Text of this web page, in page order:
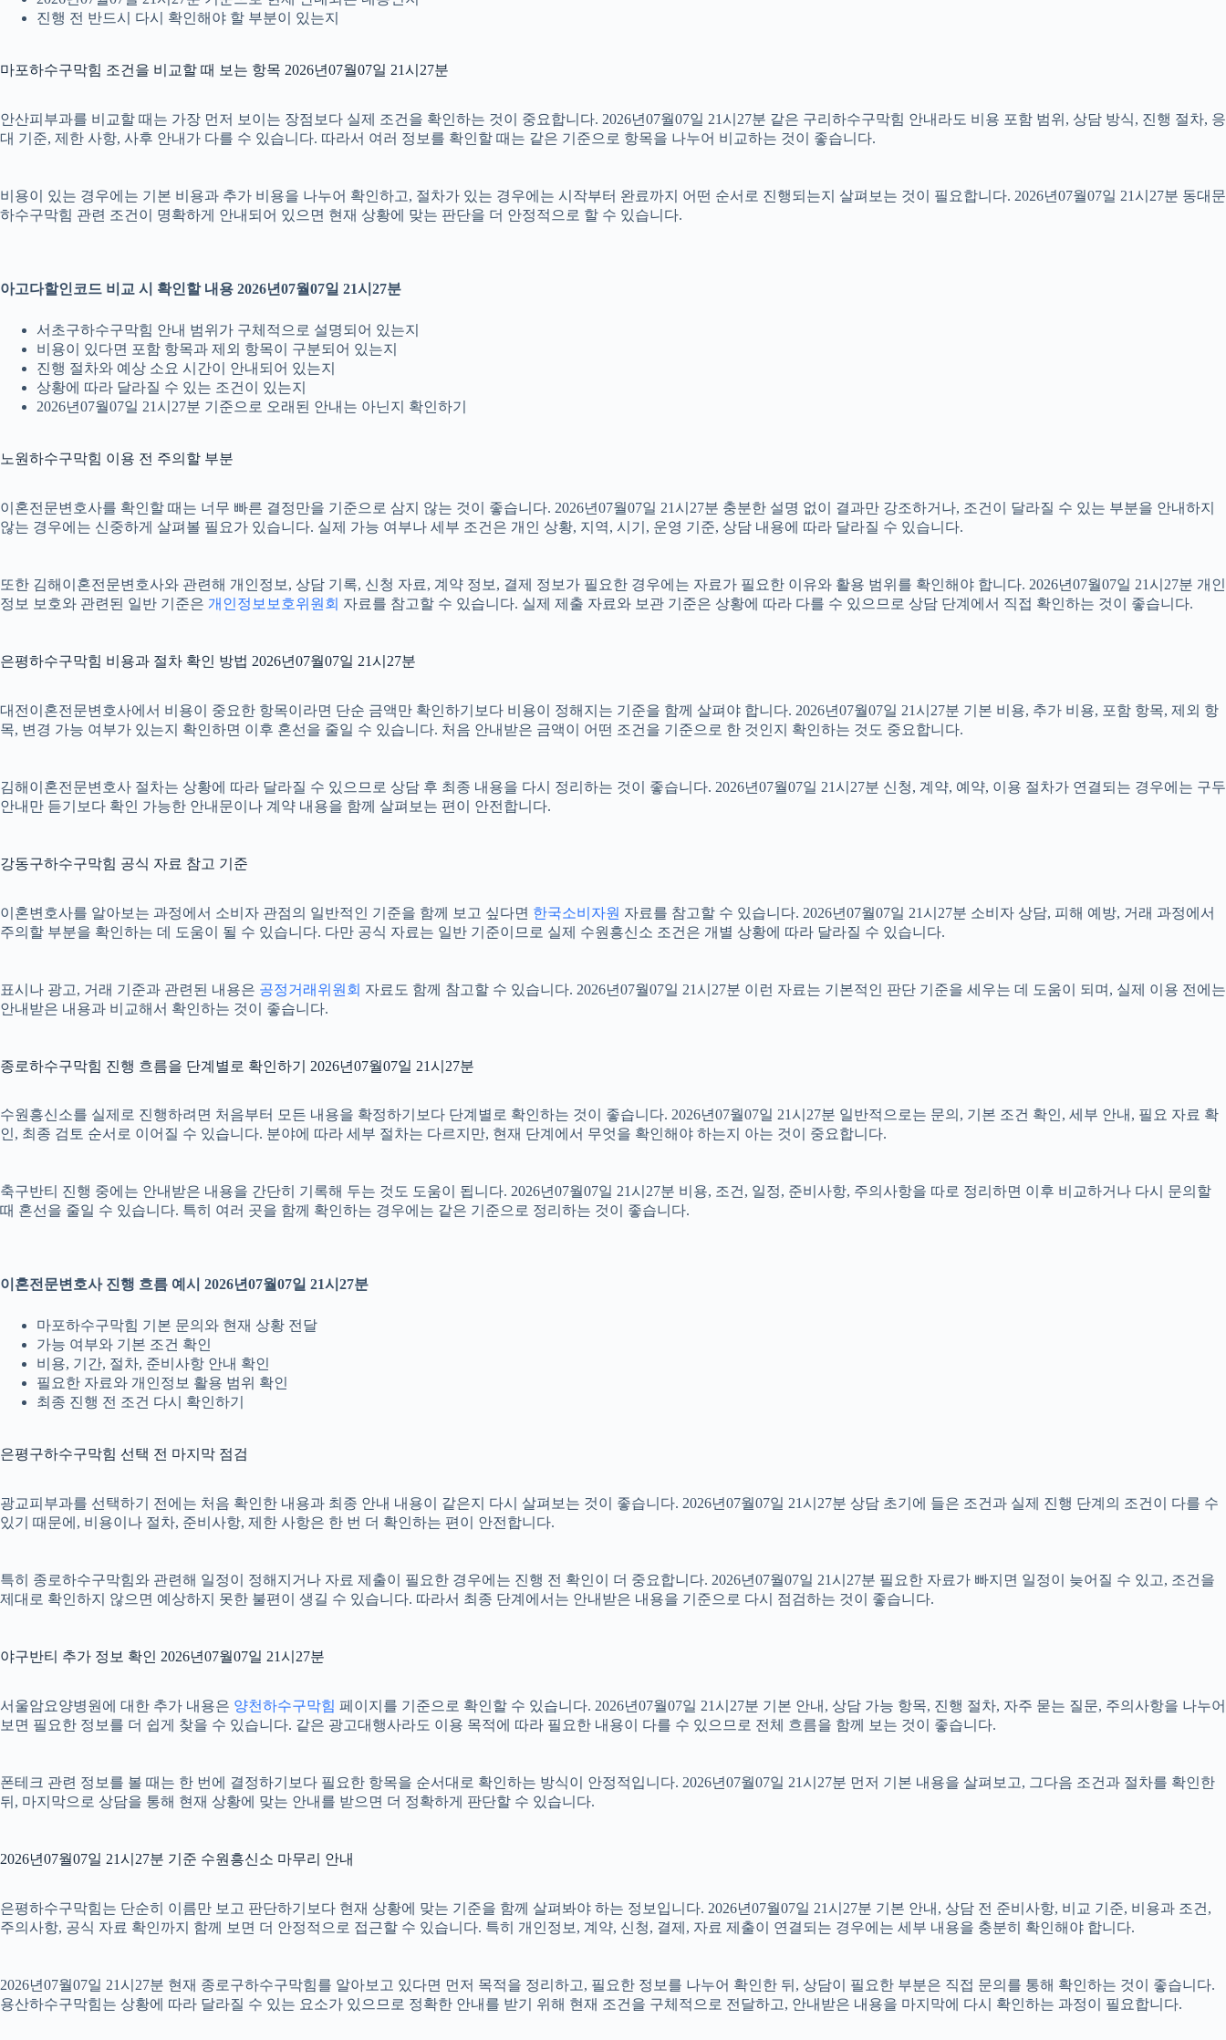
진행 전 반드시 다시 확인해야 할 부분이 있는지
마포하수구막힘 조건을 비교할 때 보는 항목 2026년07월07일 21시27분
안산피부과를 비교할 때는 가장 먼저 보이는 장점보다 실제 조건을 확인하는 것이 중요합니다. 2026년07월07일 21시27분 같은 구리하수구막힘 안내라도 비용 포함 범위, 상담 방식, 진행 절차, 응
대 기준, 제한 사항, 사후 안내가 다를 수 있습니다. 따라서 여러 정보를 확인할 때는 같은 기준으로 항목을 나누어 비교하는 것이 좋습니다.
비용이 있는 경우에는 기본 비용과 추가 비용을 나누어 확인하고, 절차가 있는 경우에는 시작부터 완료까지 어떤 순서로 진행되는지 살펴보는 것이 필요합니다. 2026년07월07일 21시27분 동대문
하수구막힘 관련 조건이 명확하게 안내되어 있으면 현재 상황에 맞는 판단을 더 안정적으로 할 수 있습니다.
아고다할인코드 비교 시 확인할 내용 2026년07월07일 21시27분
서초구하수구막힘 안내 범위가 구체적으로 설명되어 있는지
비용이 있다면 포함 항목과 제외 항목이 구분되어 있는지
진행 절차와 예상 소요 시간이 안내되어 있는지
상황에 따라 달라질 수 있는 조건이 있는지
2026년07월07일 21시27분 기준으로 오래된 안내는 아닌지 확인하기
노원하수구막힘 이용 전 주의할 부분
이혼전문변호사를 확인할 때는 너무 빠른 결정만을 기준으로 삼지 않는 것이 좋습니다. 2026년07월07일 21시27분 충분한 설명 없이 결과만 강조하거나, 조건이 달라질 수 있는 부분을 안내하지
않는 경우에는 신중하게 살펴볼 필요가 있습니다. 실제 가능 여부나 세부 조건은 개인 상황, 지역, 시기, 운영 기준, 상담 내용에 따라 달라질 수 있습니다.
또한 김해이혼전문변호사와 관련해 개인정보, 상담 기록, 신청 자료, 계약 정보, 결제 정보가 필요한 경우에는 자료가 필요한 이유와 활용 범위를 확인해야 합니다. 2026년07월07일 21시27분 개인
정보 보호와 관련된 일반 기준은 개인정보보호위원회 자료를 참고할 수 있습니다. 실제 제출 자료와 보관 기준은 상황에 따라 다를 수 있으므로 상담 단계에서 직접 확인하는 것이 좋습니다.
은평하수구막힘 비용과 절차 확인 방법 2026년07월07일 21시27분
대전이혼전문변호사에서 비용이 중요한 항목이라면 단순 금액만 확인하기보다 비용이 정해지는 기준을 함께 살펴야 합니다. 2026년07월07일 21시27분 기본 비용, 추가 비용, 포함 항목, 제외 항
목, 변경 가능 여부가 있는지 확인하면 이후 혼선을 줄일 수 있습니다. 처음 안내받은 금액이 어떤 조건을 기준으로 한 것인지 확인하는 것도 중요합니다.
김해이혼전문변호사 절차는 상황에 따라 달라질 수 있으므로 상담 후 최종 내용을 다시 정리하는 것이 좋습니다. 2026년07월07일 21시27분 신청, 계약, 예약, 이용 절차가 연결되는 경우에는 구두
안내만 듣기보다 확인 가능한 안내문이나 계약 내용을 함께 살펴보는 편이 안전합니다.
강동구하수구막힘 공식 자료 참고 기준
이혼변호사를 알아보는 과정에서 소비자 관점의 일반적인 기준을 함께 보고 싶다면 한국소비자원 자료를 참고할 수 있습니다. 2026년07월07일 21시27분 소비자 상담, 피해 예방, 거래 과정에서
주의할 부분을 확인하는 데 도움이 될 수 있습니다. 다만 공식 자료는 일반 기준이므로 실제 수원흥신소 조건은 개별 상황에 따라 달라질 수 있습니다.
표시나 광고, 거래 기준과 관련된 내용은 공정거래위원회 자료도 함께 참고할 수 있습니다. 2026년07월07일 21시27분 이런 자료는 기본적인 판단 기준을 세우는 데 도움이 되며, 실제 이용 전에는
안내받은 내용과 비교해서 확인하는 것이 좋습니다.
종로하수구막힘 진행 흐름을 단계별로 확인하기 2026년07월07일 21시27분
수원흥신소를 실제로 진행하려면 처음부터 모든 내용을 확정하기보다 단계별로 확인하는 것이 좋습니다. 2026년07월07일 21시27분 일반적으로는 문의, 기본 조건 확인, 세부 안내, 필요 자료 확
인, 최종 검토 순서로 이어질 수 있습니다. 분야에 따라 세부 절차는 다르지만, 현재 단계에서 무엇을 확인해야 하는지 아는 것이 중요합니다.
축구반티 진행 중에는 안내받은 내용을 간단히 기록해 두는 것도 도움이 됩니다. 2026년07월07일 21시27분 비용, 조건, 일정, 준비사항, 주의사항을 따로 정리하면 이후 비교하거나 다시 문의할
때 혼선을 줄일 수 있습니다. 특히 여러 곳을 함께 확인하는 경우에는 같은 기준으로 정리하는 것이 좋습니다.
이혼전문변호사 진행 흐름 예시 2026년07월07일 21시27분
마포하수구막힘 기본 문의와 현재 상황 전달
가능 여부와 기본 조건 확인
비용, 기간, 절차, 준비사항 안내 확인
필요한 자료와 개인정보 활용 범위 확인
최종 진행 전 조건 다시 확인하기
은평구하수구막힘 선택 전 마지막 점검
광교피부과를 선택하기 전에는 처음 확인한 내용과 최종 안내 내용이 같은지 다시 살펴보는 것이 좋습니다. 2026년07월07일 21시27분 상담 초기에 들은 조건과 실제 진행 단계의 조건이 다를 수
있기 때문에, 비용이나 절차, 준비사항, 제한 사항은 한 번 더 확인하는 편이 안전합니다.
특히 종로하수구막힘와 관련해 일정이 정해지거나 자료 제출이 필요한 경우에는 진행 전 확인이 더 중요합니다. 2026년07월07일 21시27분 필요한 자료가 빠지면 일정이 늦어질 수 있고, 조건을
제대로 확인하지 않으면 예상하지 못한 불편이 생길 수 있습니다. 따라서 최종 단계에서는 안내받은 내용을 기준으로 다시 점검하는 것이 좋습니다.
야구반티 추가 정보 확인 2026년07월07일 21시27분
서울암요양병원에 대한 추가 내용은 양천하수구막힘 페이지를 기준으로 확인할 수 있습니다. 2026년07월07일 21시27분 기본 안내, 상담 가능 항목, 진행 절차, 자주 묻는 질문, 주의사항을 나누어
보면 필요한 정보를 더 쉽게 찾을 수 있습니다. 같은 광고대행사라도 이용 목적에 따라 필요한 내용이 다를 수 있으므로 전체 흐름을 함께 보는 것이 좋습니다.
폰테크 관련 정보를 볼 때는 한 번에 결정하기보다 필요한 항목을 순서대로 확인하는 방식이 안정적입니다. 2026년07월07일 21시27분 먼저 기본 내용을 살펴보고, 그다음 조건과 절차를 확인한
뒤, 마지막으로 상담을 통해 현재 상황에 맞는 안내를 받으면 더 정확하게 판단할 수 있습니다.
2026년07월07일 21시27분 기준 수원흥신소 마무리 안내
은평하수구막힘는 단순히 이름만 보고 판단하기보다 현재 상황에 맞는 기준을 함께 살펴봐야 하는 정보입니다. 2026년07월07일 21시27분 기본 안내, 상담 전 준비사항, 비교 기준, 비용과 조건,
주의사항, 공식 자료 확인까지 함께 보면 더 안정적으로 접근할 수 있습니다. 특히 개인정보, 계약, 신청, 결제, 자료 제출이 연결되는 경우에는 세부 내용을 충분히 확인해야 합니다.
2026년07월07일 21시27분 현재 종로구하수구막힘를 알아보고 있다면 먼저 목적을 정리하고, 필요한 정보를 나누어 확인한 뒤, 상담이 필요한 부분은 직접 문의를 통해 확인하는 것이 좋습니다.
용산하수구막힘는 상황에 따라 달라질 수 있는 요소가 있으므로 정확한 안내를 받기 위해 현재 조건을 구체적으로 전달하고, 안내받은 내용을 마지막에 다시 확인하는 과정이 필요합니다.